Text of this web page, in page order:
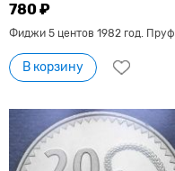
780 ₽
Фиджи 5 центов 1982 год. Пруф
В корзину